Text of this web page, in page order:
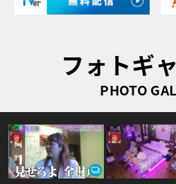
フォトギ
PHOTO